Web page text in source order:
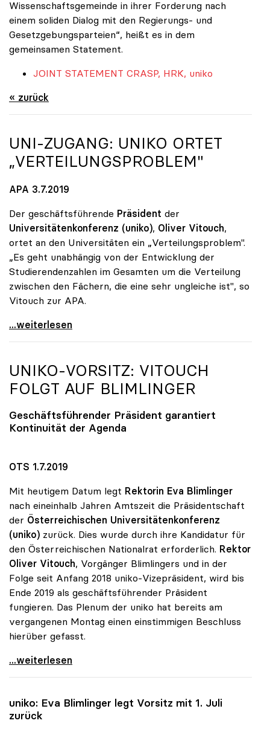
Wissenschaftsgemeinde in ihrer Forderung nach
einem soliden Dialog mit den Regierungs- und
Gesetzgebungsparteien“, heißt es in dem
gemeinsamen Statement.
JOINT STATEMENT CRASP, HRK, uniko
« zurück
UNI-ZUGANG: UNIKO ORTET
„VERTEILUNGSPROBLEM"
APA 3.7.2019
Der geschäftsführende Präsident der
Universitätenkonferenz (uniko), Oliver Vitouch,
ortet an den Universitäten ein „Verteilungsproblem".
„Es geht unabhängig von der Entwicklung der
Studierendenzahlen im Gesamten um die Verteilung
zwischen den Fächern, die eine sehr ungleiche ist", so
Vitouch zur APA.
Uni-Zugang: uniko ortet „Verteilungsproblem\"
...weiterlesen
UNIKO-VORSITZ: VITOUCH
FOLGT AUF BLIMLINGER
Geschäftsführender Präsident garantiert
Kontinuität der Agenda
OTS 1.7.2019
Mit heutigem Datum legt Rektorin Eva Blimlinger
nach eineinhalb Jahren Amtszeit die Präsidentschaft
der Österreichischen Universitätenkonferenz
(uniko) zurück. Dies wurde durch ihre Kandidatur für
den Österreichischen Nationalrat erforderlich. Rektor
Oliver Vitouch, Vorgänger Blimlingers und in der
Folge seit Anfang 2018 uniko-Vizepräsident, wird bis
Ende 2019 als geschäftsführender Präsident
fungieren. Das Plenum der uniko hat bereits am
vergangenen Montag einen einstimmigen Beschluss
hierüber gefasst.
uniko-Vorsitz: Vitouch folgt auf Blimlinger
...weiterlesen
uniko: Eva Blimlinger legt Vorsitz mit 1. Juli
zurück